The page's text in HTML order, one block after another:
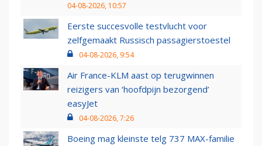
04-08-2026, 10:57
Eerste succesvolle testvlucht voor
zelfgemaakt Russisch passagierstoestel
04-08-2026, 9:54
Air France-KLM aast op terugwinnen
reizigers van ‘hoofdpijn bezorgend’
easyJet
04-08-2026, 7:26
Boeing mag kleinste telg 737 MAX-familie